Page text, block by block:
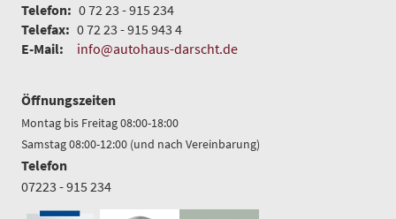
Telefon: 0 72 23 - 915 234
Telefax: 0 72 23 - 915 943 4
E-Mail:
info@autohaus-darscht.de
Öffnungszeiten
Montag bis Freitag 08:00-18:00
Samstag 08:00-12:00 (und nach Vereinbarung)
Telefon
07223 - 915 234